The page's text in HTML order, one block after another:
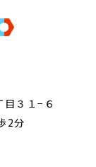
３１−６
2分